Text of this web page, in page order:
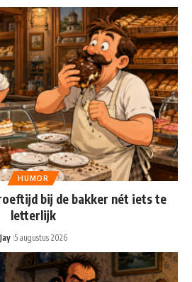
HUMOR
bij de bakker nét iets te
letterlijk
Jay 5 augustus 2026